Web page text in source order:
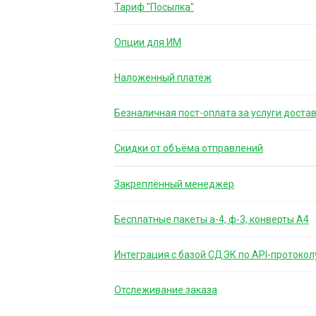
Тариф "Посылка"
Опции для ИМ
Наложенный платёж
Безналичная пост-оплата за услуги
Скидки от объёма отправлений
Закреплённый менеджер
Бесплатные пакеты а-4, ф-3, конверты А4
Интеграция с базой СДЭК по API-
Отслеживание заказа